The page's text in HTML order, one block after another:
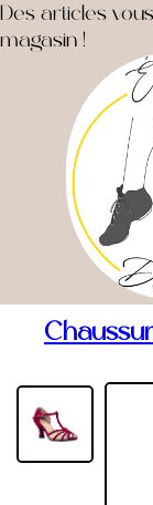
Des articles
magasin !